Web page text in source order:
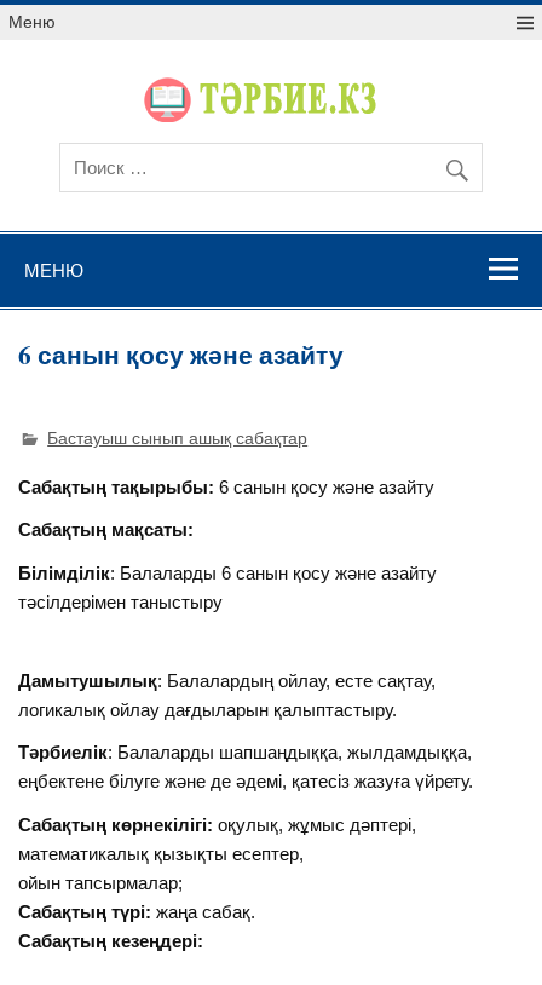
Меню
МЕНЮ
6 санын қосу және азайту
Бастауыш сынып ашық сабақтар
Сабақтың тақырыбы:6 санын қосу және азайту
Сабақтың мақсаты:
Білімділік: Балаларды 6 санын қосу және азайту
тәсілдерімен таныстыру
Дамытушылық: Балалардың ойлау, есте сақтау,
логикалық ойлау дағдыларын қалыптастыру.
Тәрбиелік: Балаларды шапшаңдыққа, жылдамдыққа,
еңбектене білуге және де әдемі, қатесіз жазуға үйрету.
Сабақтың көрнекілігі: оқулық, жұмыс дәптері,
математикалық қызықты есептер,
ойын тапсырмалар;
Сабақтың түрі: жаңа сабақ.
Сабақтың кезеңдері: